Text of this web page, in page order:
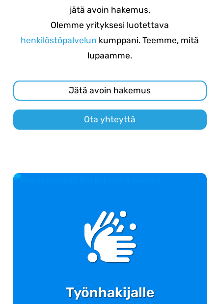
jätä avoin hakemus.
Olemme yrityksesi luotettava
henkilöstöpalvelun kumppani. Teemme, mitä
lupaamme.
Jätä avoin hakemus
Ota yhteyttä
Työnhakijalle